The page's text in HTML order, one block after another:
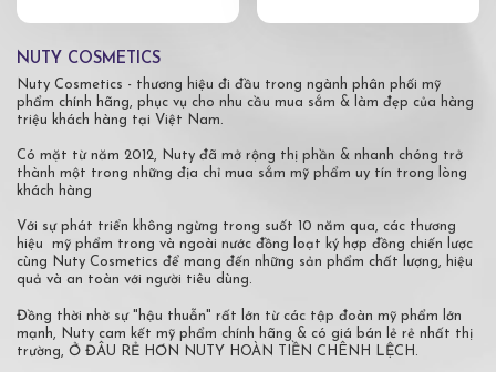
NUTY COSMETICS
Nuty Cosmetics - thương hiệu đi đầu trong ngành phân phối mỹ
phẩm chính hãng, phục vụ cho nhu cầu mua sắm & làm đẹp của hàng
triệu khách hàng tại Việt Nam.
Có mặt từ năm 2012, Nuty đã mở rộng thị phần & nhanh chóng trở
thành một trong những địa chỉ mua sắm mỹ phẩm uy tín trong lòng
khách hàng
Với sự phát triển không ngừng trong suốt 10 năm qua, các thương
hiệu mỹ phẩm trong và ngoài nước đồng loạt ký hợp đồng chiến lược
cùng Nuty Cosmetics để mang đến những sản phẩm chất lượng, hiệu
quả và an toàn với người tiêu dùng.
Đồng thời nhờ sự "hậu thuẫn" rất lớn từ các tập đoàn mỹ phẩm lớn
mạnh, Nuty cam kết mỹ phẩm chính hãng & có giá bán lẻ rẻ nhất thị
trường, Ở ĐÂU RẺ HƠN NUTY HOÀN TIỀN CHÊNH LỆCH.